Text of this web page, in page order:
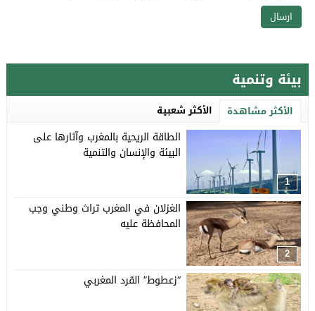
بيئة وتنمية
الأكثر مشاهدة الأكثر شعبية
1
الطاقة الريحية بالمغرب وآثارها على
البيئة والإنسان والتنمية
2
الغزلان في المغرب تراث وطني وجب
المحافظة عليه
“زعطوط” القرد المغربي